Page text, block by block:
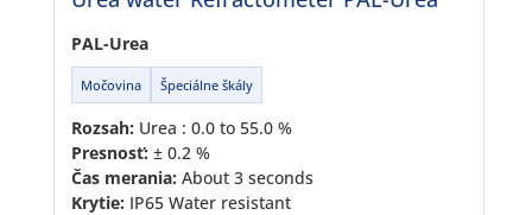
PAL-Urea
Močovina Špeciálne škály
Rozsah: Urea : 0.0 to 55.0 %
Presnosť: ± 0.2 %
Čas merania: About 3 seconds
Krytie: IP65 Water resistant